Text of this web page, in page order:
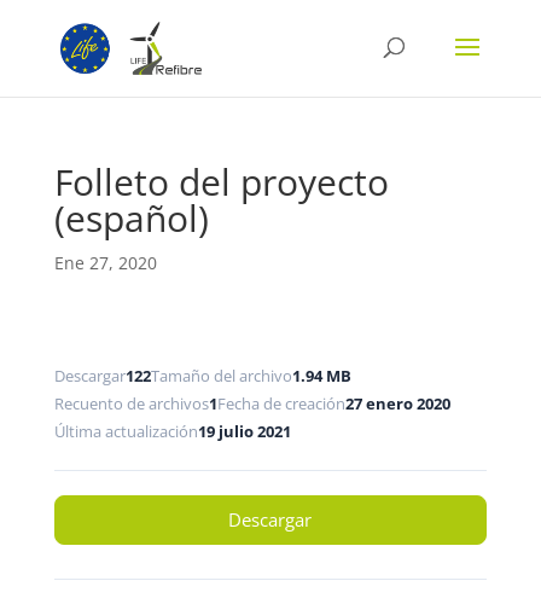
Folleto del proyecto
(español)
Ene 27, 2020
Descargar122Tamaño del archivo1.94 MB
Recuento de archivos1Fecha de creación27 enero 2020
Última actualización19 julio 2021
Descargar